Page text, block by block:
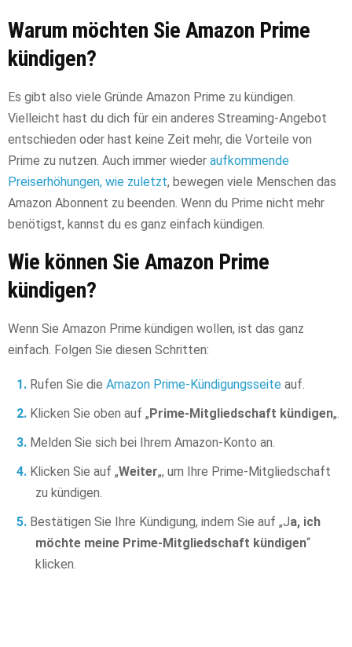
Warum möchten Sie Amazon Prime
kündigen?
Es gibt also viele Gründe Amazon Prime zu kündigen.
Vielleicht hast du dich für ein anderes Streaming-Angebot
entschieden oder hast keine Zeit mehr, die Vorteile von
Prime zu nutzen. Auch immer wieder aufkommende
Preiserhöhungen, wie zuletzt, bewegen viele Menschen das
Amazon Abonnent zu beenden. Wenn du Prime nicht mehr
benötigst, kannst du es ganz einfach kündigen.
Wie können Sie Amazon Prime
kündigen?
Wenn Sie Amazon Prime kündigen wollen, ist das ganz
einfach. Folgen Sie diesen Schritten:
Rufen Sie die Amazon Prime-Kündigungsseite auf.
Klicken Sie oben auf „Prime-Mitgliedschaft kündigen„.
Melden Sie sich bei Ihrem Amazon-Konto an.
Klicken Sie auf „Weiter„, um Ihre Prime-Mitgliedschaft
zu kündigen.
Bestätigen Sie Ihre Kündigung, indem Sie auf „Ja, ich
möchte meine Prime-Mitgliedschaft kündigen“
klicken.